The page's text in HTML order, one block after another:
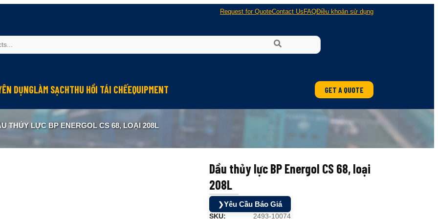
Request for QuoteContact Us FAQĐiều khoản sử dụng
nghiệp
DỤNG
mỡ cho đầu nối connector
mỡ cho hệ thống điện
chống kẹt
LÀM SẠCH
Làm sạch và bảo vệ máy
Lớp phủ chống ma sát
Lớp phủ chống rỉ
THU HỒI TÁI CHẾ
Thu hồi hơi dầu
Tái chế dầu thải
EQUIPMENT
Module bôi trơn
Kiểm tra và quan trắc
GET A QUOTE
THỦY LỰC BP ENERGOL CS 68, LOẠI 208L
Dầu thủy lực BP Energol CS 68, loại
208L
❯Yêu Cầu Báo Giá
SKU: 2493-10074